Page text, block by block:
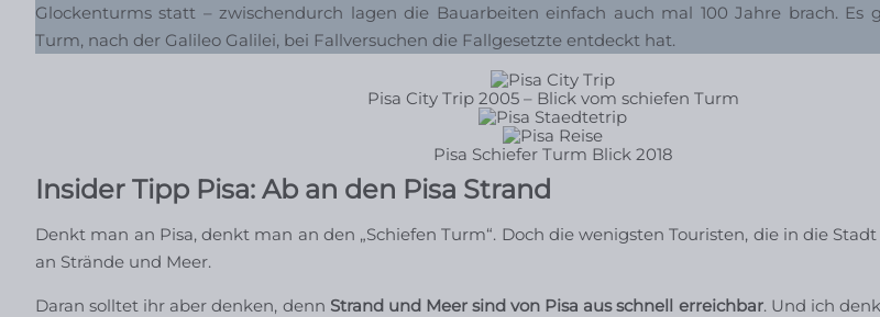
Glockenturms statt – zwischendurch lagen die Bauarbeiten einfach auch mal 100 Jahre brach. Es
Turm, nach der Galileo Galilei, bei Fallversuchen die Fallgesetzte entdeckt hat.
Pisa City Trip 2005 – Blick vom schiefen Turm
Pisa Schiefer Turm Blick 2018
Insider Tipp Pisa: Ab an den Pisa Strand
Denkt man an Pisa, denkt man an den „Schiefen Turm“. Doch die wenigsten Touristen, die in die
an Strände und Meer.
Daran solltet ihr aber denken, denn Strand und Meer sind von Pisa aus schnell erreichbar. Und ich